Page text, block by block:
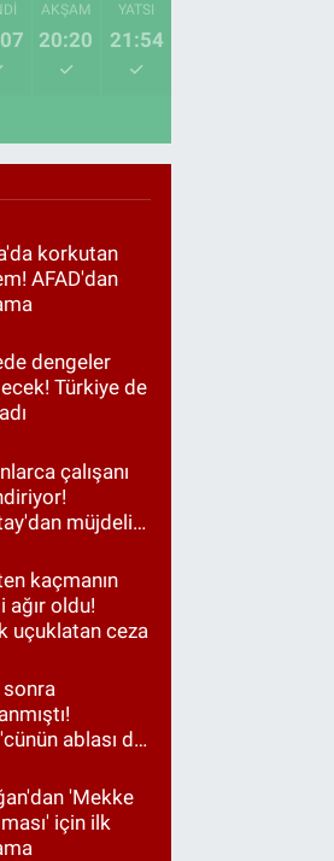
AKŞAM
20:20
YATSI
21:54
korkutan
AFAD'dan
dengeler
Türkiye de
çalışanı
müjdeli
kaçmanın
ağır oldu!
uçuklatan ceza
sonra
ablası da
'Mekke
için ilk